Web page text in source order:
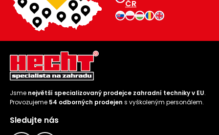
ČR
Jsme největší specializovaný prodejce zahradní techniky v EU.
Provozujeme 54 odborných prodejen s vyškoleným personálem.
Sledujte nás